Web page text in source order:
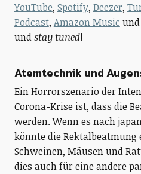
YouTube, Spotify, Deezer,
Podcast, Amazon Music und
undstay tuned!
Atemtechnik und
Ein Horrorszenario der
Corona-Krise ist, dass die
werden. Wenn es nach
könnte die Rektalbeatmung
Schweinen, Mäusen und
dies auch für eine andere